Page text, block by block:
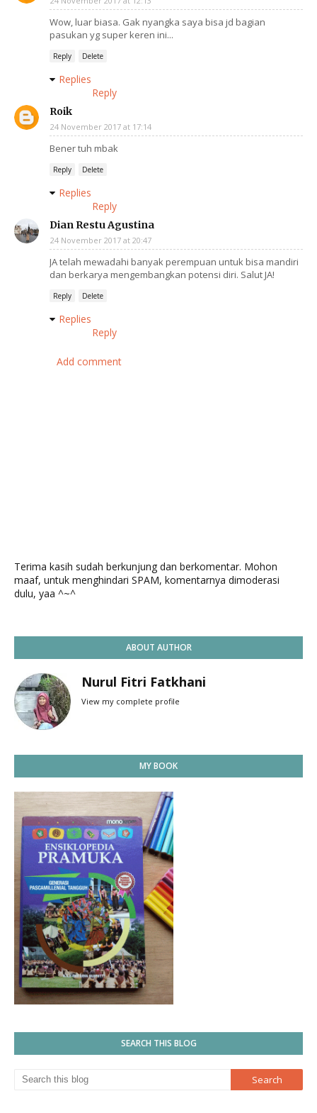
Wow, luar biasa. Gak nyangka saya bisa jd bagian
pasukan yg super keren ini...
Reply Delete
Replies
Reply
Roik
24 November 2017 at 17:14
Bener tuh mbak
Reply Delete
Replies
Reply
Dian Restu Agustina
24 November 2017 at 20:47
JA telah mewadahi banyak perempuan untuk bisa mandiri
dan berkarya mengembangkan potensi diri. Salut JA!
Reply Delete
Replies
Reply
Add comment
Terima kasih sudah berkunjung dan berkomentar. Mohon
maaf, untuk menghindari SPAM, komentarnya dimoderasi
dulu, yaa ^~^
ABOUT AUTHOR
Nurul Fitri Fatkhani
View my complete profile
MY BOOK
SEARCH THIS BLOG